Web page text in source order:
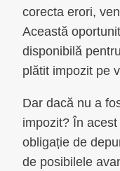
corecta erori,
Această
disponibilă
plătit impozit pe
Dar dacă nu a
impozit? În
obligație de
de posibilele